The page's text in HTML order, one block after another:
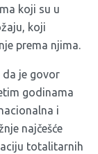
koji su u
koji
prema njima.
da je govor
godinama
i
najčešće
totalitarnih